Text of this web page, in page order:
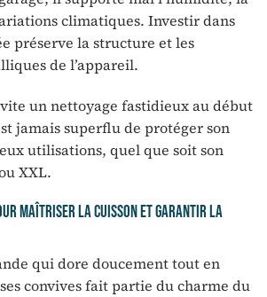
climatiques. Investir dans
préserve la structure et les
de l’appareil.
un nettoyage fastidieux au début
jamais superflu de protéger son
utilisations, quel que soit son
XXL.
maîtriser la cuisson et garantir la
qui dore doucement tout en
convives fait partie du charme du